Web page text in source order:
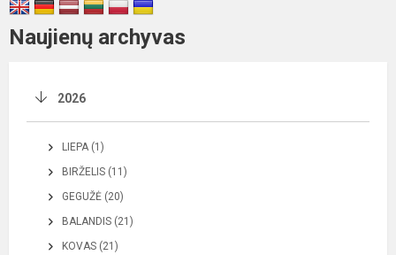
Naujienų archyvas
2026
LIEPA (1)
BIRŽELIS (11)
GEGUŽĖ (20)
BALANDIS (21)
KOVAS (21)